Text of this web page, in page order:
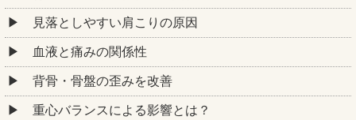
見落としやすい肩こりの原因
血液と痛みの関係性
背骨・骨盤の歪みを改善
重心バランスによる影響とは？